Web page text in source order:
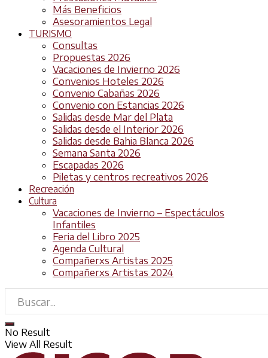
Más Beneficios
Asesoramientos Legal
TURISMO
Consultas
Propuestas 2026
Vacaciones de Invierno 2026
Convenios Hoteles 2026
Convenio Cabañas 2026
Convenio con Estancias 2026
Salidas desde Mar del Plata
Salidas desde el Interior 2026
Salidas desde Bahia Blanca 2026
Semana Santa 2026
Escapadas 2026
Piletas y centros recreativos 2026
Recreación
Cultura
Vacaciones de Invierno – Espectáculos
Infantiles
Feria del Libro 2025
Agenda Cultural
Compañerxs Artistas 2025
Compañerxs Artistas 2024
No Result
View All Result